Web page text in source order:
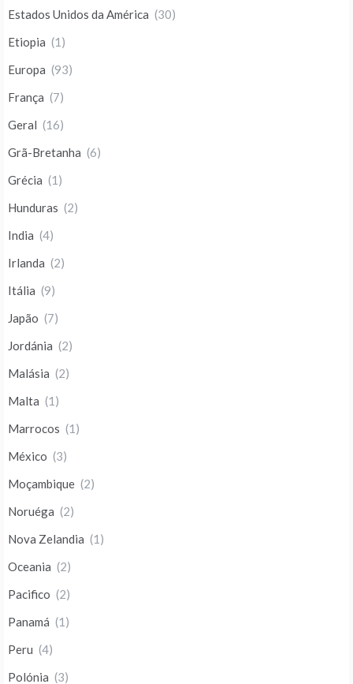
Estados Unidos da América (30)
Etiopia (1)
Europa (93)
França (7)
Geral (16)
Grã-Bretanha (6)
Grécia (1)
Hunduras (2)
India (4)
Irlanda (2)
Itália (9)
Japão (7)
Jordánia (2)
Malásia (2)
Malta (1)
Marrocos (1)
México (3)
Moçambique (2)
Noruéga (2)
Nova Zelandia (1)
Oceania (2)
Pacifico (2)
Panamá (1)
Peru (4)
Polónia (3)